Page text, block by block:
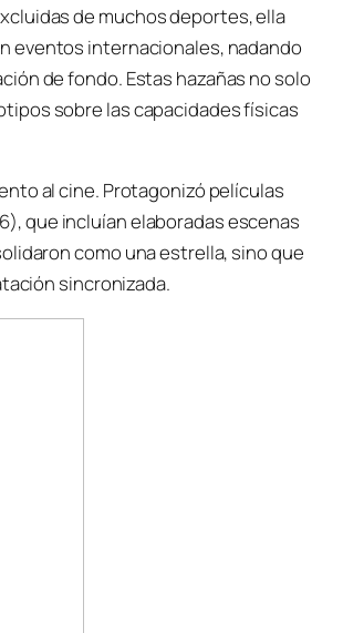
de muchos deportes, ella
eventos internacionales, nadando
de fondo. Estas hazañas no solo
sobre las capacidades físicas
al cine. Protagonizó películas
que incluían elaboradas escenas
como una estrella, sino que
sincronizada.